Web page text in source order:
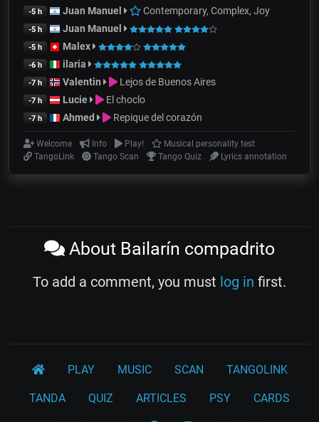
-5 h Juan Manuel Contemporary, Complex, Joy
-5 h Juan Manuel
-5 h Malex
-6 h ilaria
-7 h Valentin Lejos de Buenos Aires
-7 h Lucie El choclo
-7 h Ahmed Repique del corazón
Welcome Info Play!
Musical personality test
TangoLink
Tango Scan Tango Quiz Lyrics annotation
About Bailarín compadrito
To add a comment, you must log in first.
PLAY MUSIC SCAN TANGOLINK
TANDA QUIZ ARTICLES PSY CARDS